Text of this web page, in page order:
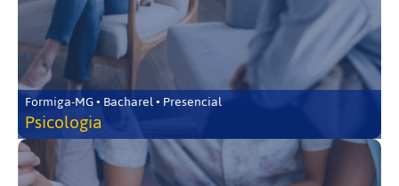
Formiga-MG • Bacharel • Presencial
Psicologia